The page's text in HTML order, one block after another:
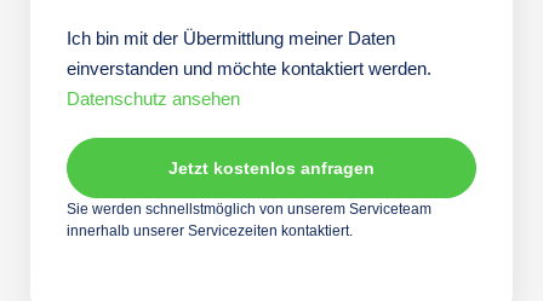
Ich bin mit der Übermittlung meiner Daten
einverstanden und möchte kontaktiert werden.
Datenschutz ansehen
Sie werden schnellstmöglich von unserem Serviceteam
innerhalb unserer Servicezeiten kontaktiert.